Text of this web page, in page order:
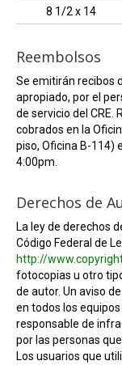
8 1/2 x 14
Reembolsos
Se emitirán recibos
apropiado, por el
de servicio del CRE.
cobrados en la
piso, Oficina B-114)
4:00pm.
Derechos de
La ley de derechos
Código Federal de
http://
fotocopias u otro
de autor. Un aviso
en todos los
responsable de
por las personas
Los usuarios que